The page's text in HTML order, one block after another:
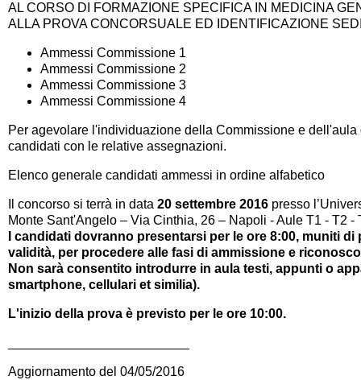
AL CORSO DI FORMAZIONE SPECIFICA IN MEDICINA
ALLA PROVA CONCORSUALE ED IDENTIFICAZIONE
Ammessi Commissione 1
Ammessi Commissione 2
Ammessi Commissione 3
Ammessi Commissione 4
Per agevolare l'individuazione della Commissione e
candidati con le relative assegnazioni.
Elenco generale candidati ammessi in ordine alfabetico
Il concorso si terrà in data 20 settembre 2016 presso
Monte Sant'Angelo – Via Cinthia, 26 – Napoli - Aule T1 - T2 -
I candidati dovranno presentarsi per le ore 8:00, muniti di
validità, per procedere alle fasi di ammissione e
Non sarà consentito introdurre in aula testi, appunti o
smartphone, cellulari et similia).
L'inizio della prova è previsto per le ore 10:00.
Aggiornamento del 04/05/2016